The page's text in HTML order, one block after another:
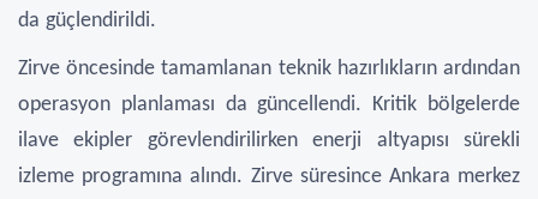
da güçlendirildi.
Zirve öncesinde tamamlanan teknik hazırlıkların ardından
operasyon planlaması da güncellendi. Kritik bölgelerde
ilave ekipler görevlendirilirken enerji altyapısı sürekli
izleme programına alındı. Zirve süresince Ankara merkez